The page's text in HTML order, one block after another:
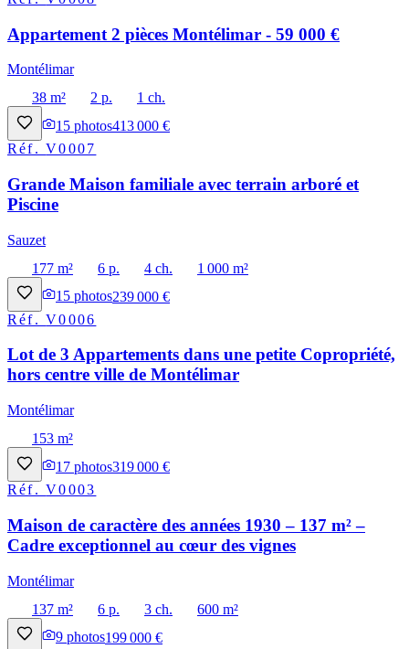
Appartement 2 pièces Montélimar - 59 000 €
Montélimar
38 m²
2 p.
1 ch.
15 photos413 000 €
Réf.V0007
Grande Maison familiale avec terrain arboré et
Piscine
Sauzet
177 m²
6 p. 4 ch.
1 000 m²
15 photos239 000 €
Réf.V0006
Lot de 3 Appartements dans une petite Copropriété,
hors centre ville de Montélimar
Montélimar
153 m²
17 photos319 000 €
Réf.V0003
Maison de caractère des années 1930 – 137 m² –
Cadre exceptionnel au cœur des vignes
Montélimar
137 m²
6 p. 3 ch.
600 m²
9 photos199 000 €